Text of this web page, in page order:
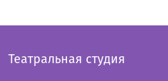
Театральная студия